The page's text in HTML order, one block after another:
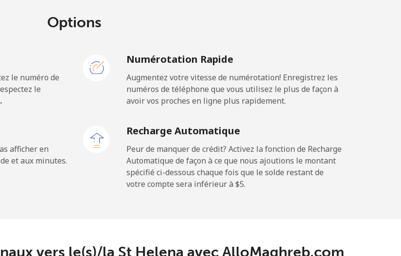
3 min pour ⁦$5⁩
21 min pour ⁦$5⁩
2 min pour ⁦$5⁩
Options
le numéro de
le
Numérotation Rapide
Augmentez votre vitesse de numérotation! Enregistrez les
numéros de téléphone que vous utilisez le plus de façon à
avoir vos proches en ligne plus rapidement.
afficher en
et aux minutes.
Recharge Automatique
Peur de manquer de crédit? Activez la fonction de Recharge
Automatique de façon à ce que nous ajoutions le montant
spécifié ci-dessous chaque fois que le solde restant de
votre compte sera inférieur à ⁦$5⁩.
vers le(s)/la St Helena avec AlloMaghreb.com